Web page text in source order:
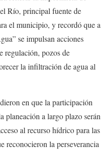
Río, principal fuente de
el municipio, y recordó que a
se impulsan acciones
regulación, pozos de
la infiltración de agua al
en que la participación
planeación a largo plazo serán
al recurso hídrico para las
reconocieron la perseverancia